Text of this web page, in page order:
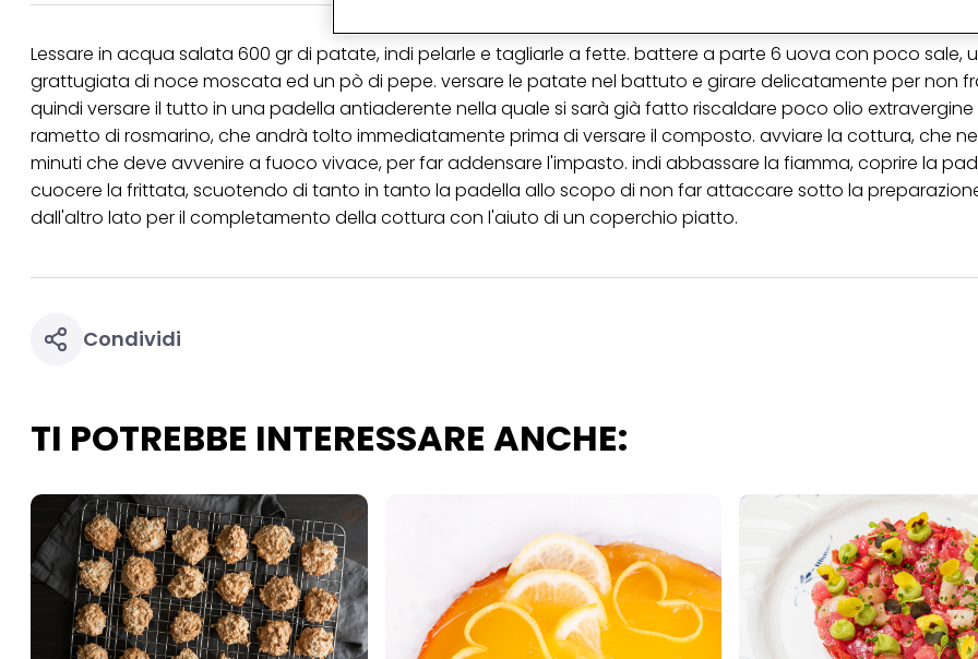
Lessare in acqua salata 600 gr di patate, indi pelarle e tagliarle a fette. battere a parte 6 uova con poco sale,
grattugiata di noce moscata ed un pò di pepe. versare le patate nel battuto e girare delicatamente per non
quindi versare il tutto in una padella antiaderente nella quale si sarà già fatto riscaldare poco olio
rametto di rosmarino, che andrà tolto immediatamente prima di versare il composto. avviare la cottura, che
minuti che deve avvenire a fuoco vivace, per far addensare l'impasto. indi abbassare la fiamma, coprire la
cuocere la frittata, scuotendo di tanto in tanto la padella allo scopo di non far attaccare sotto la
dall'altro lato per il completamento della cottura con l'aiuto di un coperchio piatto.
Condividi
TI POTREBBE INTERESSARE ANCHE:
identificati) su questo sito web e altri media (di terzi) tramite i dispositivi assegnati a te o alla tua
misurare e ottimizzare il successo delle campagne pubblicitarie.
Puoi trovare maggiori informazioni sul trattamento dei tuoi dati nella nostra Informativa sulla
collegata nel piè di pagina (Sezione "Cookie, Pixel, Impronte digitali e tecnologie simili"). Puoi
qualsiasi momento con effetto per il futuro disabilitando i cookie sul nostro sito web nella sezione
collegata nel piè di pagina. Per ulteriori informazioni sui cookie utilizzati su questo sito Web, in
periodo di conservazione, consultare le informazioni dettagliate su ciascun cookie disponibili
"modifica" di seguito".
Se fai clic su "Modifica" potrai trovare maggiori informazioni sul trattamento dei tuoi dati / sull'uso